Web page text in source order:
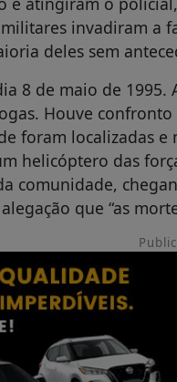
invadiram
deles sem
8 de maio de
Houve
foram localizadas
helicóptero das
comunidade,
que “as